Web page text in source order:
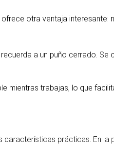
otra ventaja
a un puño cerrado.
mientras trabajas, lo que
prácticas. En